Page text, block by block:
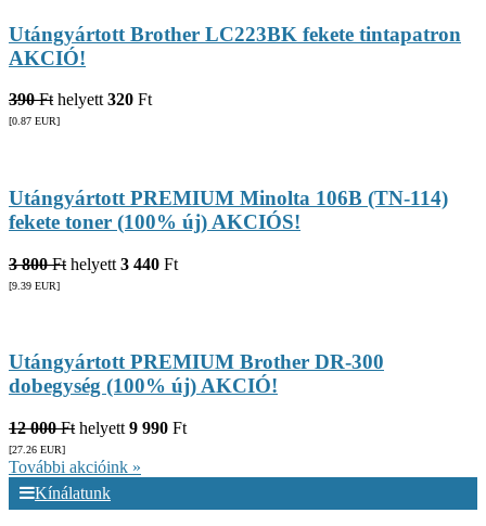
Utángyártott Brother LC223BK fekete tintapatron
AKCIÓ!
390 Ft helyett 320 Ft
[0.87 EUR]
Utángyártott PREMIUM Minolta 106B (TN-114)
fekete toner (100% új) AKCIÓS!
3 800 Ft helyett 3 440 Ft
[9.39 EUR]
Utángyártott PREMIUM Brother DR-300
dobegység (100% új) AKCIÓ!
12 000 Ft helyett 9 990 Ft
[27.26 EUR]
További akcióink »
Kínálatunk